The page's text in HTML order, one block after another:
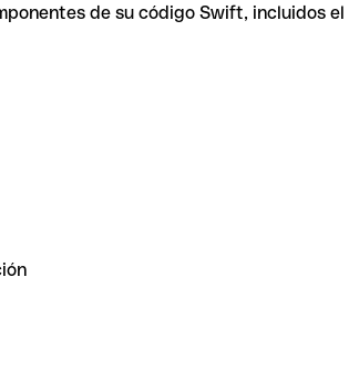
de su código Swift, incluidos